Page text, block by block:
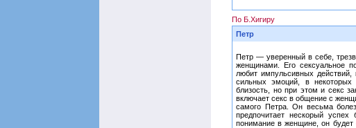
По Б.Хигиру
Петр
Петр — уверенный в себе,
женщинами. Его сексуальное
любит импульсивных
сильных эмоций, в
близость, но при этом и секс
включает секс в общение с
самого Петра. Он весьма
предпочитает нескорый
понимание в женщине, он